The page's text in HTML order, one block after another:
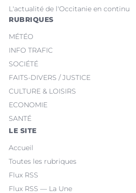
L'actualité de l'Occitanie en continu
RUBRIQUES
MÉTÉO
INFO TRAFIC
SOCIÉTÉ
FAITS-DIVERS / JUSTICE
CULTURE & LOISIRS
ECONOMIE
SANTÉ
LE SITE
Accueil
Toutes les rubriques
Flux RSS
Flux RSS — La Une